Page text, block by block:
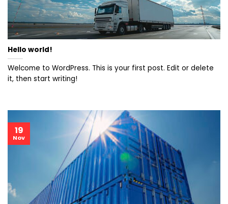
Hello world!
Welcome to WordPress. This is your first post. Edit or delete
it, then start writing!
19
Nov